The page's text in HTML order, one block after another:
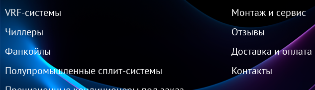
VRF-cистемы
Чиллеры
Фанкойлы
Полупромышленные сплит-системы
Монтаж и сервис
Отзывы
Доставка и оплата
Контакты